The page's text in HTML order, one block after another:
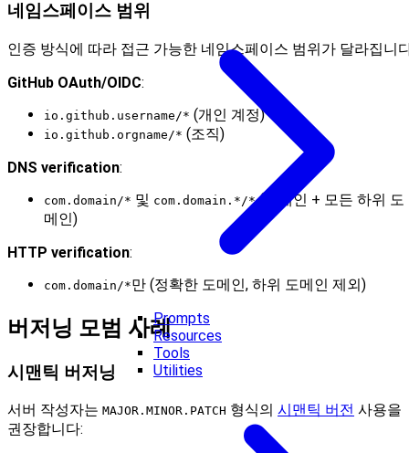
Prompts
Resources
Tools
Utilities
네임스페이스 범위
인증 방식에 따라 접근 가능한 네임스페이스 범위가 달라집니
GitHub OAuth/OIDC:
io.github.username/* (개인 계정)
io.github.orgname/* (조직)
DNS verification:
com.domain/* 및 com.domain.*/*(도메인 + 모든 하위 도
메인)
HTTP verification:
com.domain/*만 (정확한 도메인, 하위 도메인 제외)
버저닝 모범 사례
시맨틱 버저닝
서버 작성자는 MAJOR.MINOR.PATCH 형식의 시맨틱 버전 사용을
권장합니다: